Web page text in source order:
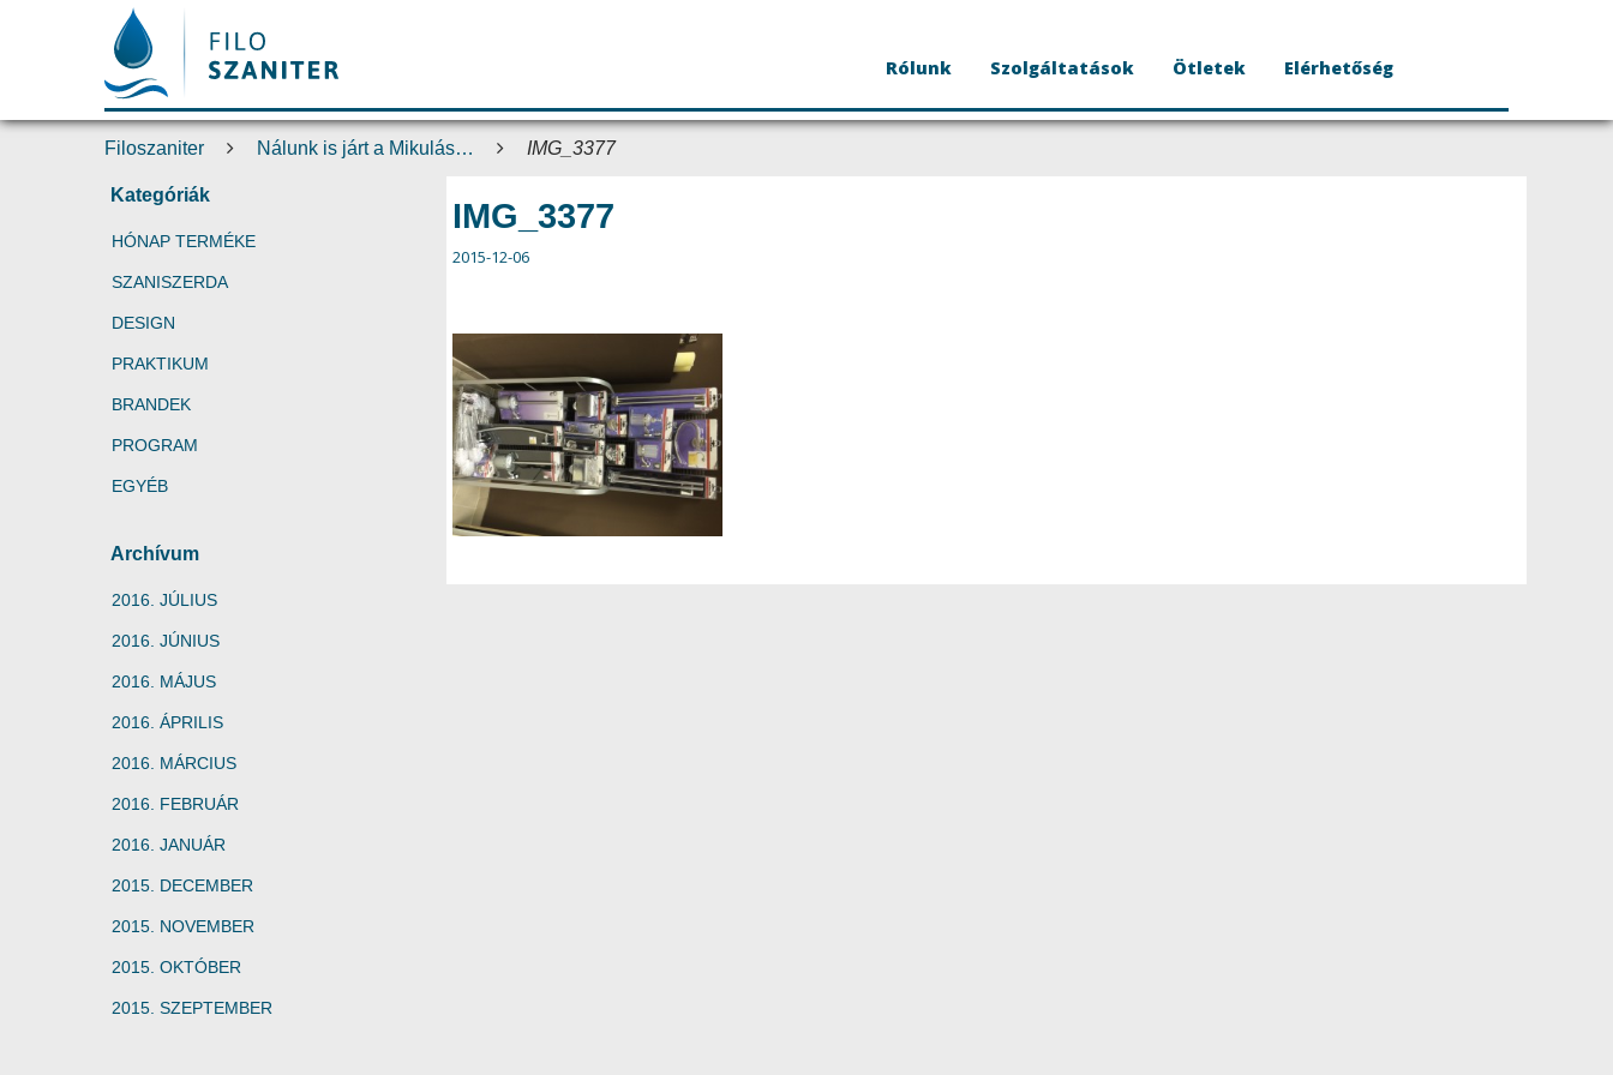
Rólunk Szolgáltatások Ötletek Elérhetőség
Filoszaniter Nálunk is járt a Mikulás… IMG_3377
Kategóriák
HÓNAP TERMÉKE
SZANISZERDA
DESIGN
PRAKTIKUM
BRANDEK
PROGRAM
EGYÉB
Archívum
2016. JÚLIUS
2016. JÚNIUS
2016. MÁJUS
2016. ÁPRILIS
2016. MÁRCIUS
2016. FEBRUÁR
2016. JANUÁR
2015. DECEMBER
2015. NOVEMBER
2015. OKTÓBER
2015. SZEPTEMBER
IMG_3377
2015-12-06